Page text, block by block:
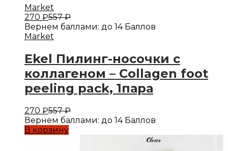
Market
270 ₽557₽
Вернем баллами: до 14 Баллов
Market
Ekel Пилинг-носочки с
коллагеном – Collagen foot
peeling pack, 1пара
270 ₽557₽
Вернем баллами: до 14 Баллов
В корзину